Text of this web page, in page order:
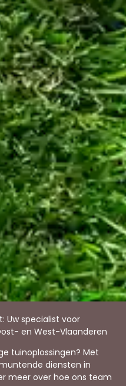
Uw specialist voor
en West-Vlaanderen
tuinoplossingen? Met
diensten in
meer over hoe ons team